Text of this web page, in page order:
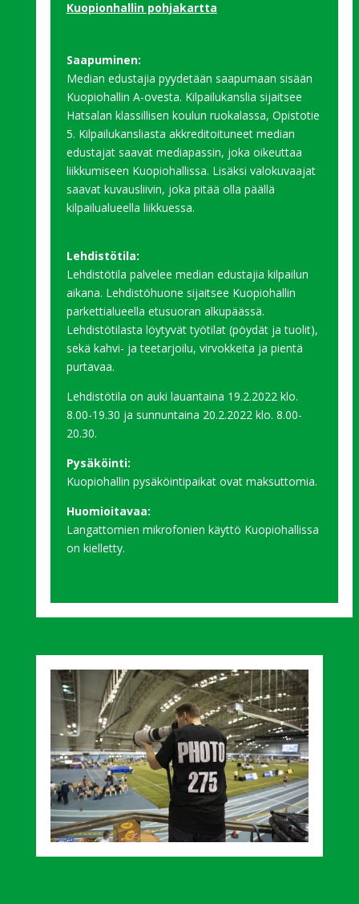
Kuopionhallin pohjakartta
Saapuminen:
Median edustajia pyydetään saapumaan sisään
Kuopiohallin A-ovesta. Kilpailukanslia sijaitsee
Hatsalan klassillisen koulun ruokalassa, Opistotie
5. Kilpailukansliasta akkreditoituneet median
edustajat saavat mediapassin, joka oikeuttaa
liikkumiseen Kuopiohallissa. Lisäksi valokuvaajat
saavat kuvausliivin, joka pitää olla päällä
kilpailualueella liikkuessa.
Lehdistötila:
Lehdistötila palvelee median edustajia kilpailun
aikana. Lehdistöhuone sijaitsee Kuopiohallin
parkettialueella etusuoran alkupäässä.
Lehdistötilasta löytyvät työtilat (pöydät ja tuolit),
sekä kahvi- ja teetarjoilu, virvokkeita ja pientä
purtavaa.
Lehdistötila on auki lauantaina 19.2.2022 klo.
8.00-19.30 ja sunnuntaina 20.2.2022 klo. 8.00-
20.30.
Pysäköinti:
Kuopiohallin pysäköintipaikat ovat maksuttomia.
Huomioitavaa:
Langattomien mikrofonien käyttö Kuopiohallissa
on kielletty.